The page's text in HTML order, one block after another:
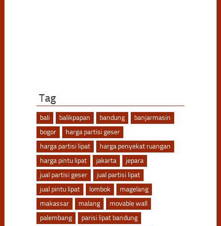
Tag
bali balikpapan bandung
banjarmasin
bogor
harga partisi geser
harga partisi lipat
harga penyekat ruangan
harga pintu lipat
jakarta
jepara
jual partisi geser
jual partisi lipat
jual pintu lipat
lombok
magelang
makassar
malang
movable wall
palembang
parisi lipat bandung